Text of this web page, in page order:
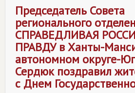
Председатель Совета
регионального
СПРАВЕДЛИВАЯ
ПРАВДУ в Ханты-
автономном округе-
Сердюк поздравил
с Днем